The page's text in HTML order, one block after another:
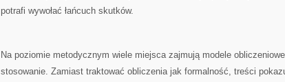
potrafi wywołać łańcuch skutków.
Na poziomie metodycznym wiele miejsca zajmują modele
stosowanie. Zamiast traktować obliczenia jak formalność, treści